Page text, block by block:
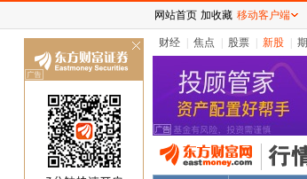
财经 焦点 股票 新股
网站首页 加收藏 移动客户端
关